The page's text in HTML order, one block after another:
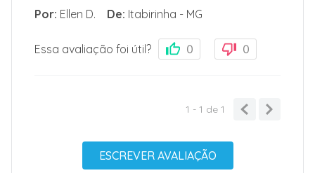
Por: Ellen D. De: Itabirinha - MG
Essa avaliação foi útil? 0 0
1 - 1 de 1
ESCREVER AVALIAÇÃO